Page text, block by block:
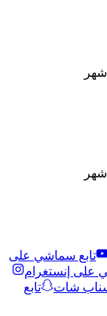
تابع سماشي على
على إنستغرام
شات
تابع